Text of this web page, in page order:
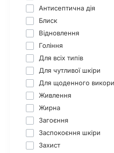
Антисептична дія
Блиск
Відновлення
Гоління
Для всіх типів
Для чутливої шкіри
Для щоденного
Живлення
Жирна
Загоєння
Заспокоєння шкіри
Захист